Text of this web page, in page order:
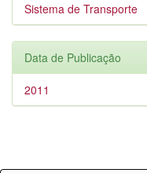
Sistema de Transporte
Data de Publicação
2011